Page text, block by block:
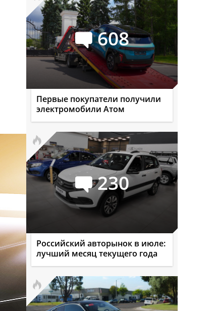
608
Первые покупатели получили
электромобили Атом
230
Российский авторынок в июле:
лучший месяц текущего года